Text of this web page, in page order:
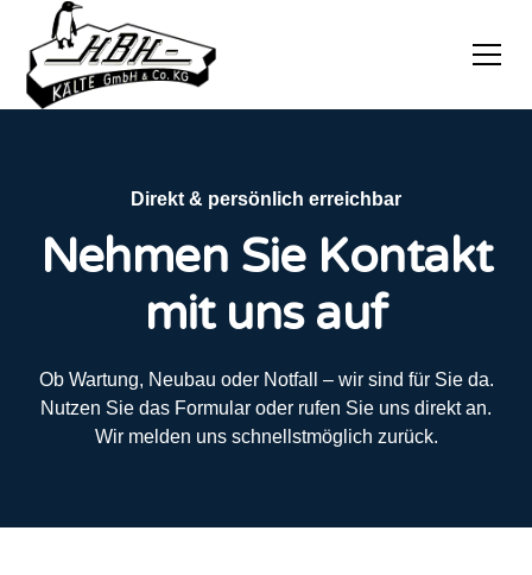
Direkt & persönlich erreichbar
Nehmen Sie Kontakt
mit uns auf
Ob Wartung, Neubau oder Notfall – wir sind für Sie da.
Nutzen Sie das Formular oder rufen Sie uns direkt an.
Wir melden uns schnellstmöglich zurück.